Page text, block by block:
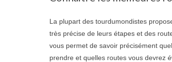
La plupart des tourdumondistes
très précise de leurs étapes et des
vous permet de savoir précisément
prendre et quelles routes vous devrez